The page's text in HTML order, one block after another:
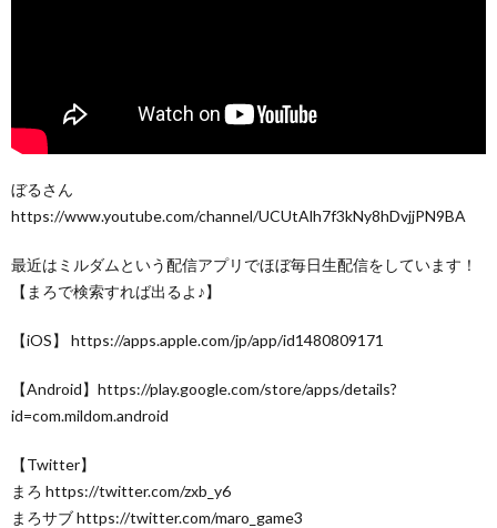
ぼるさん
https://www.youtube.com/channel/UCUtAlh7f3kNy8hDvjjPN9BA
最近はミルダムという配信アプリでほぼ毎日生配信をしています！
【まろで検索すれば出るよ♪】
【iOS】 https://apps.apple.com/jp/app/id1480809171
【Android】https://play.google.com/store/apps/details?
id=com.mildom.android
【Twitter】
まろ https://twitter.com/zxb_y6
まろサブ https://twitter.com/maro_game3